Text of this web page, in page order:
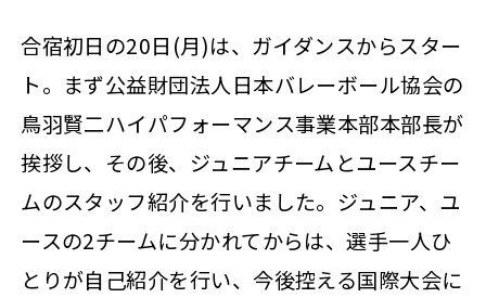
合宿初日の20日(月)は、ガイダンスからスター
ト。まず公益財団法人日本バレーボール協会の
鳥羽賢二ハイパフォーマンス事業本部本部長が
挨拶し、その後、ジュニアチームとユースチー
ムのスタッフ紹介を行いました。ジュニア、ユ
ースの2チームに分かれてからは、選手一人ひ
とりが自己紹介を行い、今後控える国際大会に